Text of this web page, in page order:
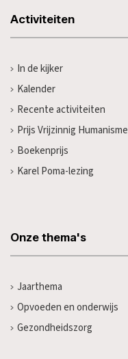
Activiteiten
In de kijker
Kalender
Recente activiteiten
Prijs Vrijzinnig Humanisme
Boekenprijs
Karel Poma-lezing
Onze thema's
Jaarthema
Opvoeden en onderwijs
Gezondheidszorg